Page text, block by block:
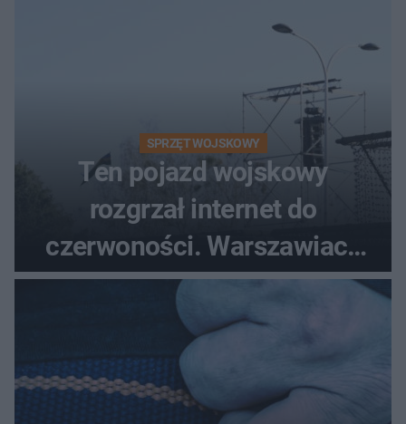
SPRZĘT WOJSKOWY
Ten pojazd wojskowy
rozgrzał internet do
czerwoności. Warszawiacy
pytali, czy to Mad Max!